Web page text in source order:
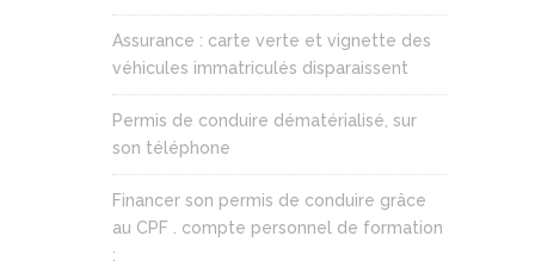
Assurance : carte verte et vignette des
véhicules immatriculés disparaissent
Permis de conduire dématérialisé, sur
son téléphone
Financer son permis de conduire grâce
au CPF . compte personnel de formation
: